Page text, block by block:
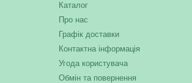
Каталог
Про нас
Графік доставки
Контактна інформація
Угода користувача
Обмін та повернення